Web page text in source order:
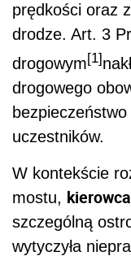
prędkości oraz
drodze. Art. 3
drogowym[1]
drogowego
uczestników.
W kontekście
mostu, kierowca
szczególną
wytyczyła